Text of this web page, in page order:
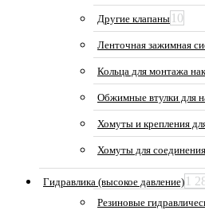
Другие клапаны 10
Ленточная зажимная
Кольца для монтажа
Обжимные втулки для
Хомуты и крепления
Хомуты для
Гидравлика (высокое давление) 1
Резиновые